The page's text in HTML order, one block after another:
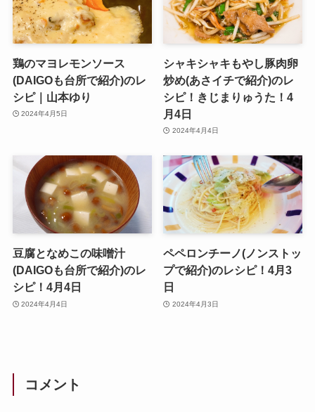
鶏のマヨレモンソース
(DAIGOも台所で紹介)のレ
シピ｜山本ゆり
2024年4月5日
シャキシャキもやし豚肉卵
炒め(あさイチで紹介)のレ
シピ！きじまりゅうた！4
月4日
2024年4月4日
豆腐となめこの味噌汁
(DAIGOも台所で紹介)のレ
シピ！4月4日
2024年4月4日
ペペロンチーノ(ノンストッ
プで紹介)のレシピ！4月3
日
2024年4月3日
コメント